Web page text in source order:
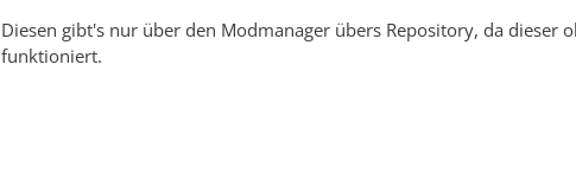
Diesen gibt's nur über den Modmanager übers Repository, da dieser
funktioniert.